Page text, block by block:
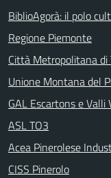
BiblioAgorà: il polo
Regione Piemonte
Città Metropolitana di
Unione Montana del
GAL Escartons e Valli
ASL TO3
Acea Pinerolese
CISS Pinerolo